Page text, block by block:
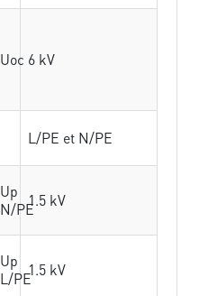
Uoc 6 kV
L/PE et N/PE
Up
N/PE1.5 kV
Up
L/PE1.5 kV